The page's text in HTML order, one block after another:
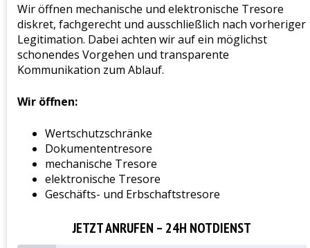
Wir öffnen mechanische und elektronische Tresore
diskret, fachgerecht und ausschließlich nach vorheriger
Legitimation. Dabei achten wir auf ein möglichst
schonendes Vorgehen und transparente
Kommunikation zum Ablauf.
Wir öffnen:
Wertschutzschränke
Dokumententresore
mechanische Tresore
elektronische Tresore
Geschäfts- und Erbschaftstresore
JETZT ANRUFEN – 24H NOTDIENST